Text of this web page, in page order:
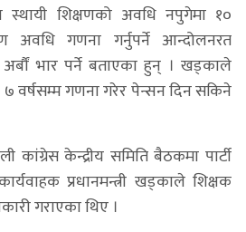
स्थायी शिक्षणको अवधि नपुगेमा १०
अवधि गणना गर्नुपर्ने आन्दोलनरत
अर्बौं भार पर्ने बताएका हुन् । खड्काले
वर्षसम्म गणना गरेर पेन्सन दिन सकिने
कांग्रेस केन्द्रीय समिति बैठकमा पार्टी
प्रधानमन्त्री खड्काले शिक्षक
गराएका थिए ।